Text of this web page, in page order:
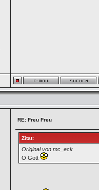
RE: Freu Freu
Zitat:
Original von mc_eck
O Gott